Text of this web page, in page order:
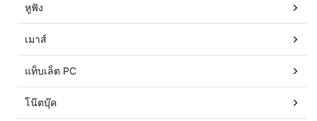
หูฟัง
เมาส์
แท็บเล็ต PC
โน๊ตบุ๊ค